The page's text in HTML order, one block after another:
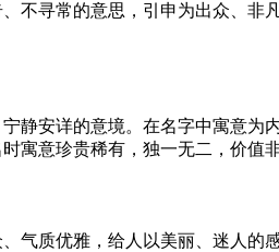
不寻常的意思，引申为出众、
静安详的意境。在名字中寓意
寓意珍贵稀有，独一无二，价值
气质优雅，给人以美丽、迷人